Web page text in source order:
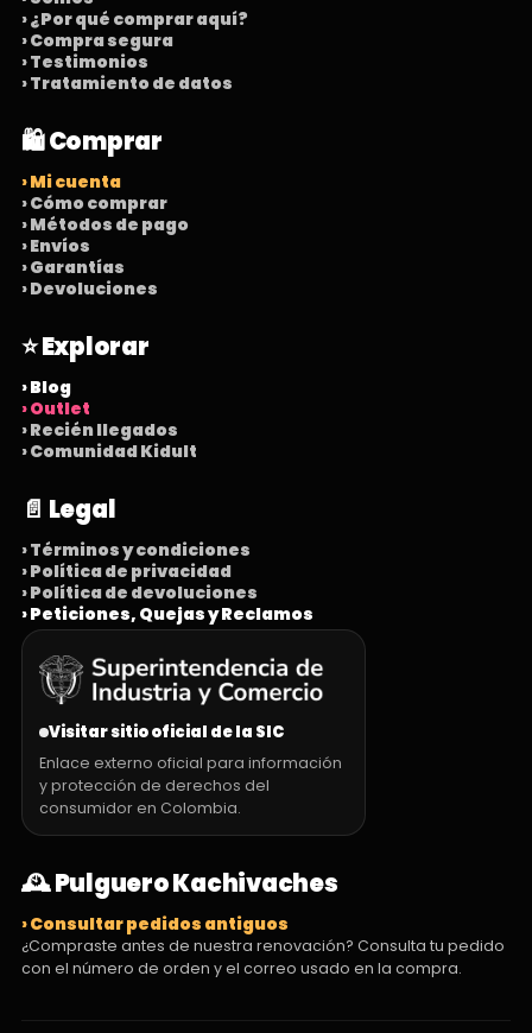
› ¿Por qué comprar aquí?
› Compra segura
› Testimonios
› Tratamiento de datos
🛍️ Comprar
› Mi cuenta
› Cómo comprar
› Métodos de pago
› Envíos
› Garantías
› Devoluciones
⭐ Explorar
› Blog
› Outlet
› Recién llegados
› Comunidad Kidult
📄 Legal
› Términos y condiciones
› Política de privacidad
› Política de devoluciones
› Peticiones, Quejas y Reclamos
Visitar sitio oficial de la SIC
Enlace externo oficial para información
y protección de derechos del
consumidor en Colombia.
🕰️ Pulguero Kachivaches
› Consultar pedidos antiguos
¿Compraste antes de nuestra renovación? Consulta tu pedido
con el número de orden y el correo usado en la compra.